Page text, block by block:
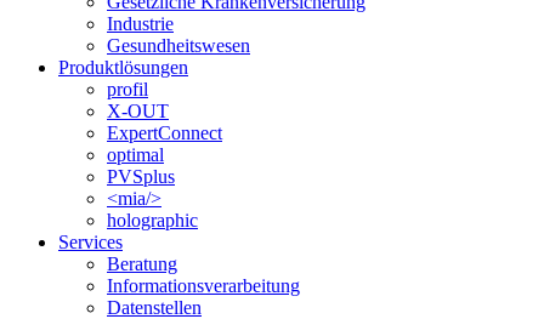
Industrie
Gesundheitswesen
Produktlösungen
profil
X-OUT
ExpertConnect
optimal
PVSplus
<mia/>
holographic
Services
Beratung
Informations­verarbeitung
Datenstellen